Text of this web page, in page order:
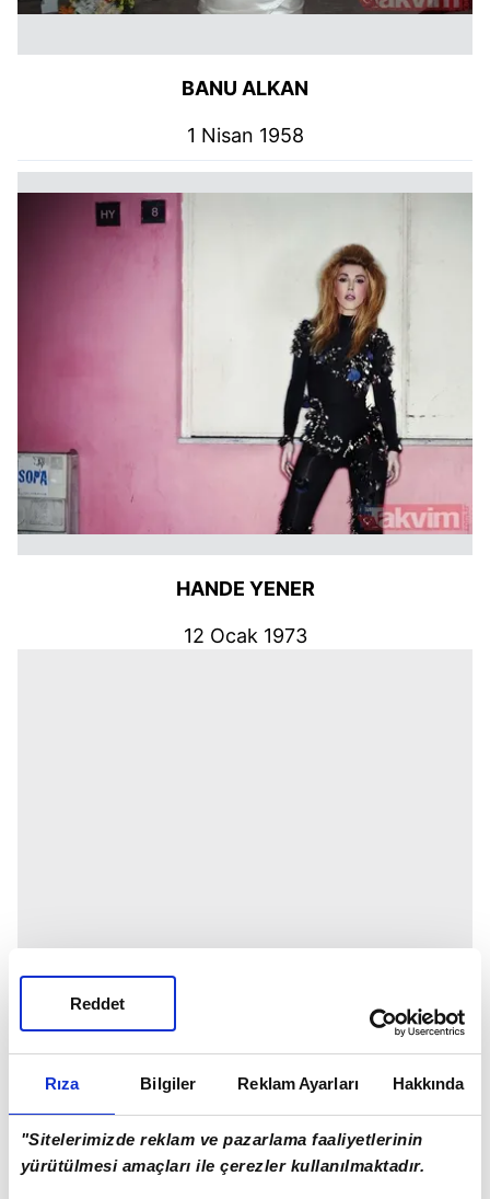
Rıza Bilgiler Reklam Ayarları Hakkında
"Sitelerimizde reklam ve pazarlama faaliyetlerinin
yürütülmesi amaçları ile çerezler kullanılmaktadır.
Reddet
BANU ALKAN
1 Nisan 1958
HANDE YENER
12 Ocak 1973